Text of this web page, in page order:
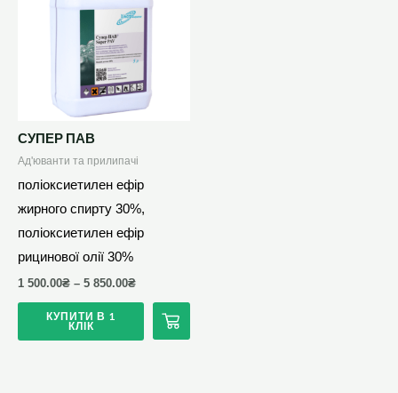
СУПЕР ПАВ
Ад'юванти та прилипачі
поліоксиетилен ефір
жирного спирту 30%,
поліоксиетилен ефір
рицинової олії 30%
1 500.00₴ – 5 850.00₴
КУПИТИ В 1
КЛІК
можна